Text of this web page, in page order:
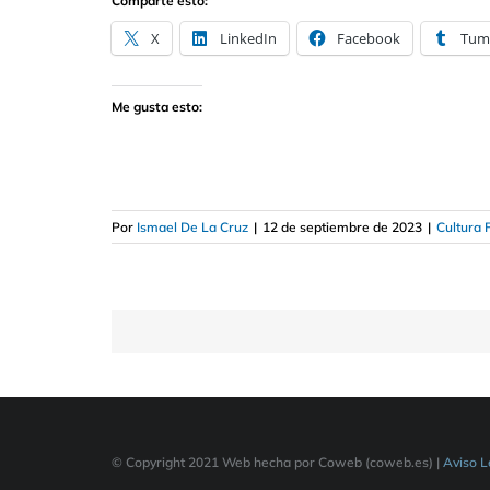
X LinkedIn Facebook
Me gusta esto:
Por Ismael De La Cruz | 12 de septiembre de 2023 | Cultura
© Copyright 2021 Web hecha por Coweb (coweb.es) | Aviso